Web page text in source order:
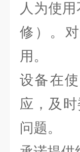
人为使
修）。
用。
设备在
应，及
问题。